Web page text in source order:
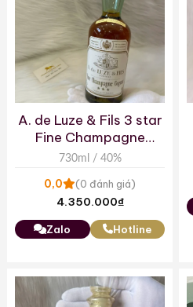
A. de Luze & Fils 3 star
Fine Champagne
Cognac 1960’s
730ml / 40%
0,0 (0 đánh giá)
4.350.000₫
Zalo Hotline